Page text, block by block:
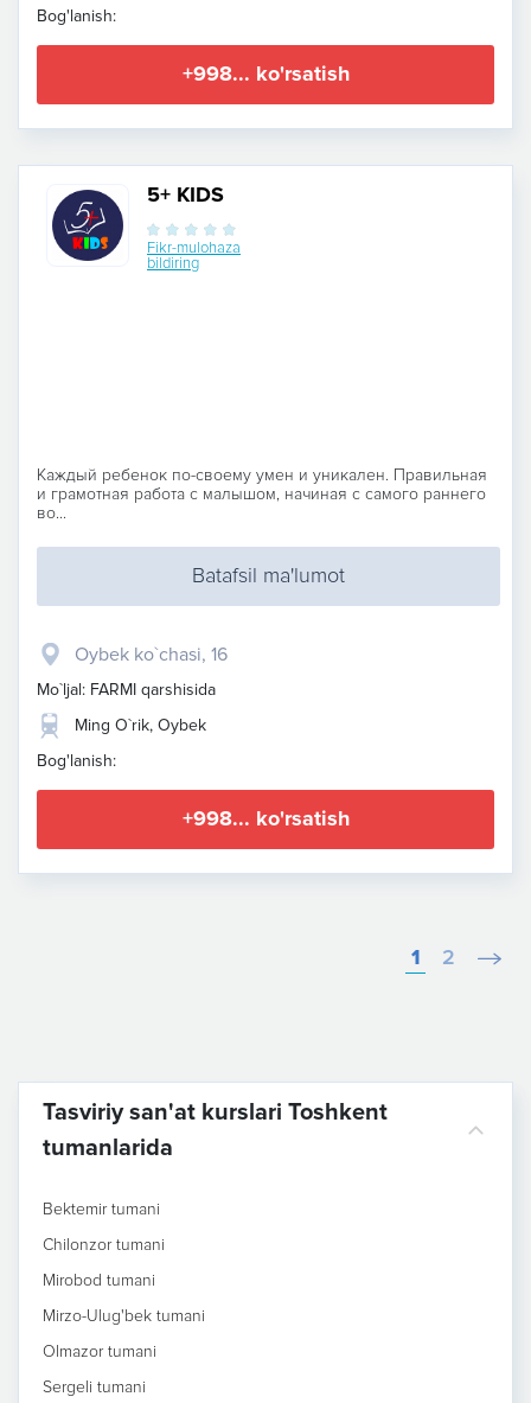
Bog'lanish:
+998... ko'rsatish
5+ KIDS
Fikr-mulohaza
bildiring
Каждый ребенок по-своему умен и уникален. Правильная
и грамотная работа с малышом, начиная с самого раннего
во...
Batafsil ma'lumot
Oybek ko`chasi, 16
Mo`ljal: FARMI qarshisida
Ming O`rik, Oybek
Bog'lanish:
+998... ko'rsatish
1 2
Tasviriy san'at kurslari Toshkent
tumanlarida
Bektemir tumani
Chilonzor tumani
Mirobod tumani
Mirzo-Ulug'bek tumani
Olmazor tumani
Sergeli tumani